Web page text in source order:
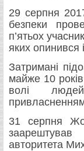
29 серпня
безпеки
п’ятьох
яких опинився
Затримані
майже 10
волі
31 серпня
заарештував
авторитета